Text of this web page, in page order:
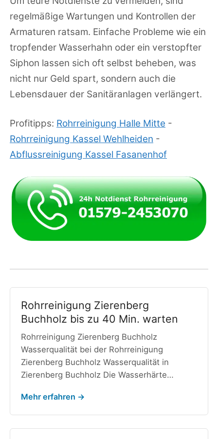
regelmäßige Wartungen und Kontrollen der
Armaturen ratsam. Einfache Probleme wie ein
tropfender Wasserhahn oder ein verstopfter
Siphon lassen sich oft selbst beheben, was
nicht nur Geld spart, sondern auch die
Lebensdauer der Sanitäranlagen verlängert.
Profitipps: Rohrreinigung Halle Mitte -
Rohrreinigung Kassel Wehlheiden -
Abflussreinigung Kassel Fasanenhof
Rohrreinigung Zierenberg
Buchholz bis zu 40 Min. warten
Rohrreinigung Zierenberg Buchholz
Wasserqualität bei der Rohrreinigung
Zierenberg Buchholz Wasserqualität in
Zierenberg Buchholz Die Wasserhärte…
Mehr erfahren →